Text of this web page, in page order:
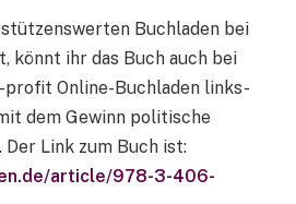
Buchladen bei
könnt ihr das Buch auch bei
Online-Buchladen links-
dem Gewinn politische
Link zum Buch ist:
article/978-3-406-